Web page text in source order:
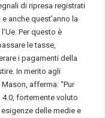
di ripresa registrati
anche quest’anno la
Per questo è
le tasse,
i pagamenti della
In merito agli
afferma: “Pur
fortemente voluto
delle medie e